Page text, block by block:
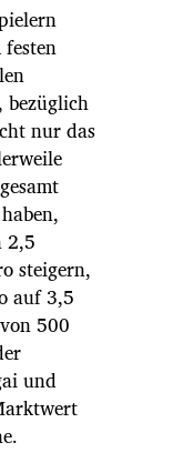
bezüglich
nur das
2,5
steigern,
auf 3,5
500
und